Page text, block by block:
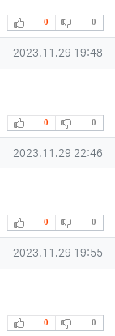
추천
0 비추천
0
작성일
2023.11.29 19:48
추천
0 비추천
0
작성일
2023.11.29 22:46
추천
0 비추천
0
작성일
2023.11.29 19:55
추천
0 비추천
0